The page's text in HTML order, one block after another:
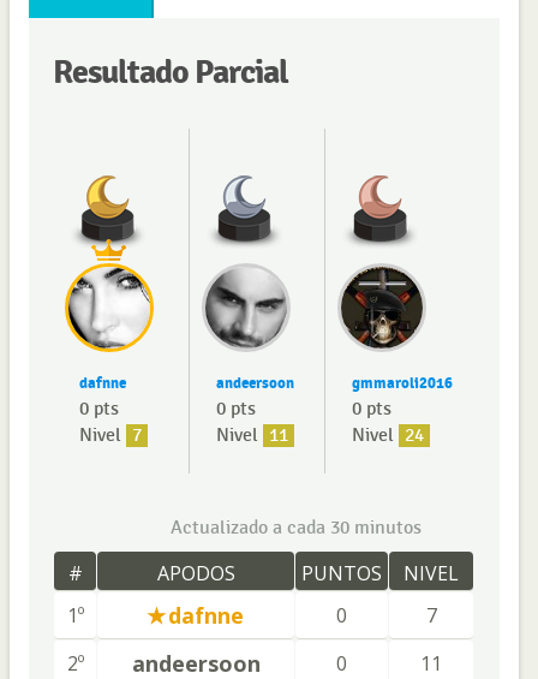
Resultado Parcial
dafnne
0 pts
Nivel 7
andeersoon
0 pts
Nivel 11
gmmaroli2016
0 pts
Nivel 24
Actualizado a cada 30 minutos
# APODOS PUNTOS
NIVEL
1º
dafnne 0
7
2º
andeersoon 0
11